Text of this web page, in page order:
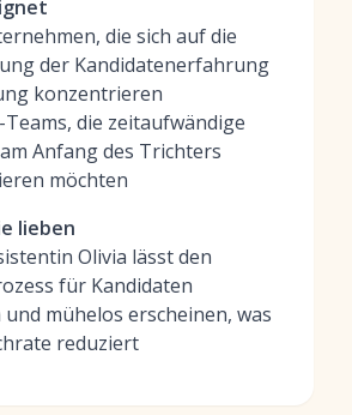
die sich auf die
der Kandidatenerfahrung
konzentrieren
die zeitaufwändige
Anfang des Trichters
möchten
lieben
Olivia lässt den
für Kandidaten
mühelos erscheinen, was
reduziert